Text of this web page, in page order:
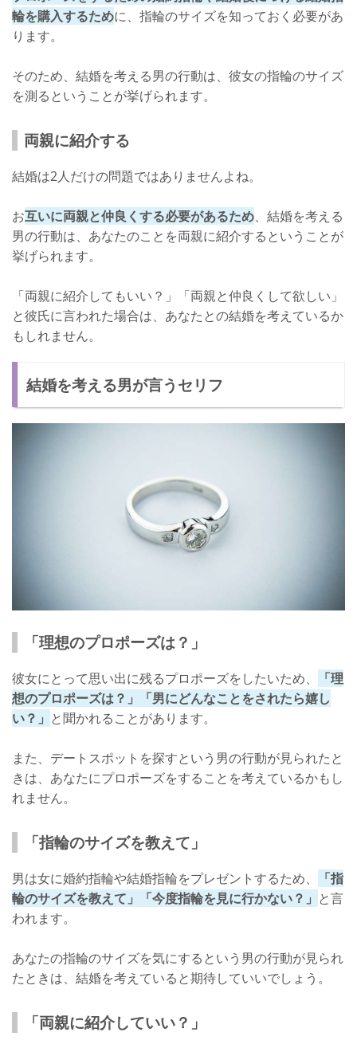
輪を購入するために、指輪のサイズを知っておく必要があ
ります。
そのため、結婚を考える男の行動は、彼女の指輪のサイズ
を測るということが挙げられます。
両親に紹介する
結婚は2人だけの問題ではありませんよね。
お互いに両親と仲良くする必要があるため、結婚を考える
男の行動は、あなたのことを両親に紹介するということが
挙げられます。
「両親に紹介してもいい？」「両親と仲良くして欲しい」
と彼氏に言われた場合は、あなたとの結婚を考えているか
もしれません。
結婚を考える男が言うセリフ
「理想のプロポーズは？」
彼女にとって思い出に残るプロポーズをしたいため、
「理
想のプロポーズは？」「男にどんなことをされたら嬉し
い？」 と聞かれることがあります。
また、デートスポットを探すという男の行動が見られたと
きは、あなたにプロポーズをすることを考えているかもし
れません。
「指輪のサイズを教えて」
男は女に婚約指輪や結婚指輪をプレゼントするため、
「指
輪のサイズを教えて」「今度指輪を見に行かない？」 と言
われます。
あなたの指輪のサイズを気にするという男の行動が見られ
たときは、結婚を考えていると期待していいでしょう。
「両親に紹介していい？」